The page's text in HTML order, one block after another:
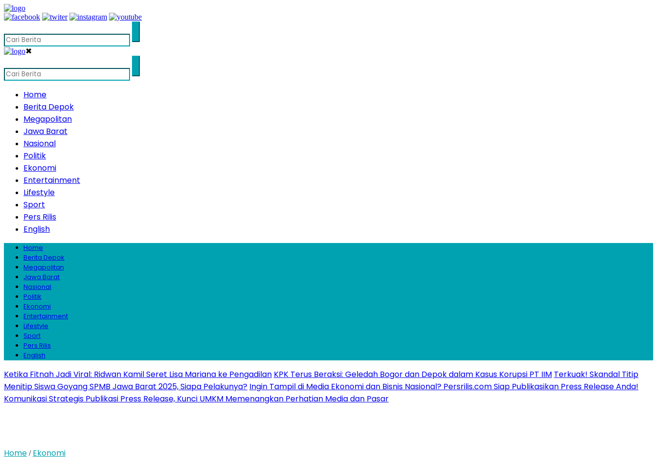
✖
Home
Berita Depok
Megapolitan
Jawa Barat
Nasional
Politik
Ekonomi
Entertainment
Lifestyle
Sport
Pers Rilis
English
Home
Berita Depok
Megapolitan
Jawa Barat
Nasional
Politik
Ekonomi
Entertainment
Lifestyle
Sport
Pers Rilis
English
Ketika Fitnah Jadi Viral: Ridwan Kamil Seret Lisa Mariana ke Pengadilan KPK Terus Beraksi: Geledah Bogor dan Depok dalam Kasus Korupsi PT IIM Terkuak! Skandal Titip
Menitip Siswa Goyang SPMB Jawa Barat 2025, Siapa Pelakunya? Ingin Tampil di Media Ekonomi dan Bisnis Nasional? Persrilis.com Siap Publikasikan Press Release Anda!
Komunikasi Strategis Publikasi Press Release, Kunci UMKM Memenangkan Perhatian Media dan Pasar
Home / Ekonomi